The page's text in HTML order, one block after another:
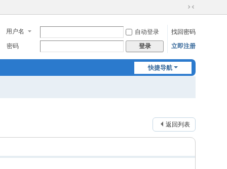
切
到
窄
用户名 自动登录
找回密码
密码
登录 立即注册
快捷导航
返回列表